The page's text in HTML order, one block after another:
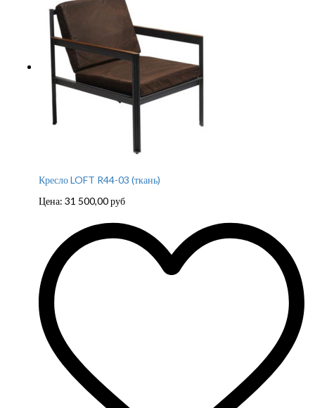
Кресло LOFT R44-03 (ткань)
Цена: 31 500,00руб